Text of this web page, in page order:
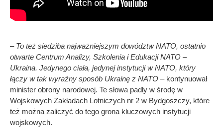
– To też siedziba najważniejszym dowództw NATO, ostatnio
otwarte Centrum Analizy, Szkolenia i Edukacji NATO –
Ukraina. Jedynego ciała, jedynej instytucji w NATO, który
łączy w tak wyraźny sposób Ukrainę z NATO – kontynuował
minister obrony narodowej. Te słowa padły w środę w
Wojskowych Zakładach Lotniczych nr 2 w Bydgoszczy, które
też można zaliczyć do tego grona kluczowych instytucji
wojskowych.